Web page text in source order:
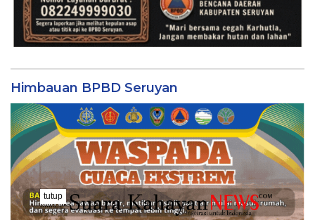
Himbauan BPBD Seruyan
tutup
..........